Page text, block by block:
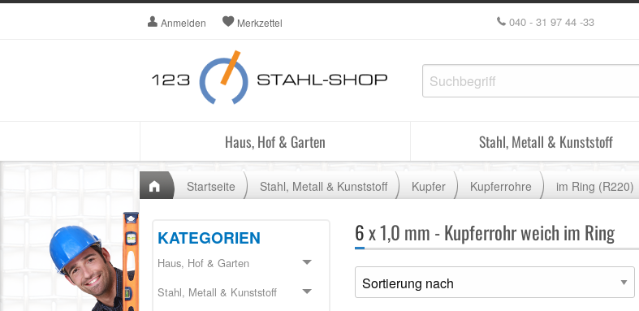
Anmelden Merkzettel 040 - 31 97 44 -33
Haus, Hof & Garten Stahl, Metall & Kunststoff
Startseite Stahl, Metall & Kunststoff Kupfer Kupferrohre im Ring (R220)
KATEGORIEN
Haus, Hof & Garten
Stahl, Metall & Kunststoff
6x 1,0 mm - Kupferrohr weich im Ring